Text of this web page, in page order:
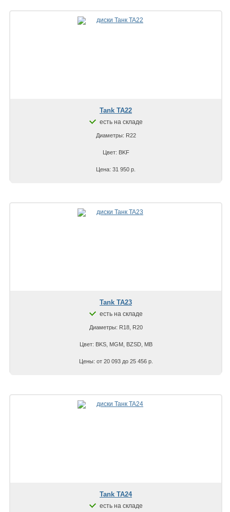
Tank TA22
есть на складе
Диаметры: R22
Цвет: BKF
Цена: 31 950 р.
Tank TA23
есть на складе
Диаметры: R18, R20
Цвет: BKS, MGM, BZSD, MB
Цены: от 20 093 до 25 456 р.
Tank TA24
есть на складе